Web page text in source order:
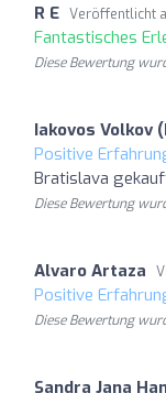
R E Veröffentlicht
Fantastisches
Diese Bewertung
Iakovos Volkov
Positive
Bratislava
Diese Bewertung
Alvaro Artaza
Positive
Diese Bewertung
Sandra Jana